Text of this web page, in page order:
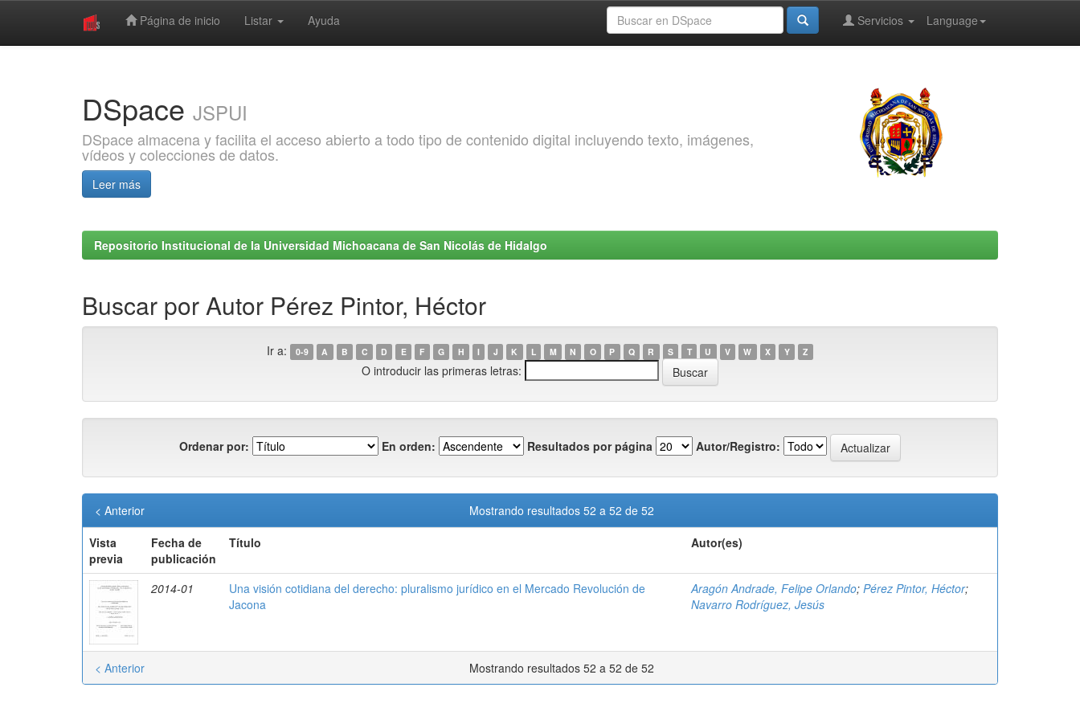
Página de inicio Listar Ayuda Language
Servicios
DSpace JSPUI
DSpace almacena y facilita el acceso abierto a todo tipo de contenido digital incluyendo texto, imágenes,
vídeos y colecciones de datos.
Leer más
Repositorio Institucional de la Universidad Michoacana de San Nicolás de Hidalgo
Buscar por Autor Pérez Pintor, Héctor
Ir a: 0-9 A B C D E F G H I J K L M N O P Q R S T U V W X Y Z
O introducir las primeras letras:
Ordenar por: En orden: Resultados por página Autor/Registro:
Mostrando resultados 52 a 52 de 52
< Anterior
Vista
previa
Fecha de
publicación
Título Autor(es)
2014-01
Una visión cotidiana del derecho: pluralismo jurídico en el Mercado Revolución de
Jacona
Aragón Andrade, Felipe Orlando; Pérez Pintor, Héctor;
Navarro Rodríguez, Jesús
Mostrando resultados 52 a 52 de 52
< Anterior